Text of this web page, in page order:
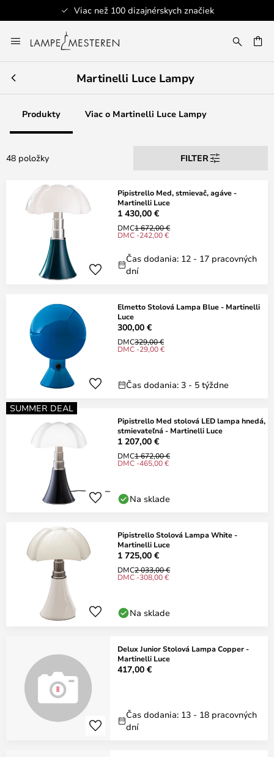
Viac než 100 dizajnérskych značiek
to
Content
Martinelli Luce Lampy
Produkty Viac o Martinelli Luce Lampy
48 položky FILTER
Pipistrello Med, stmievač, agáve -
Martinelli Luce
1 430,00 €
DMC1 672,00 €
DMC -242,00 €
Čas dodania: 12 - 17 pracovných
dní
Elmetto Stolová Lampa Blue - Martinelli
Luce
300,00 €
DMC329,00 €
DMC -29,00 €
Čas dodania: 3 - 5 týždne
SUMMER DEAL
Pipistrello Med stolová LED lampa hnedá,
stmievateľná - Martinelli Luce
1 207,00 €
DMC1 672,00 €
DMC -465,00 €
Na sklade
Pipistrello Stolová Lampa White -
Martinelli Luce
1 725,00 €
DMC2 033,00 €
DMC -308,00 €
Na sklade
Delux Junior Stolová Lampa Copper -
Martinelli Luce
417,00 €
Čas dodania: 13 - 18 pracovných
dní